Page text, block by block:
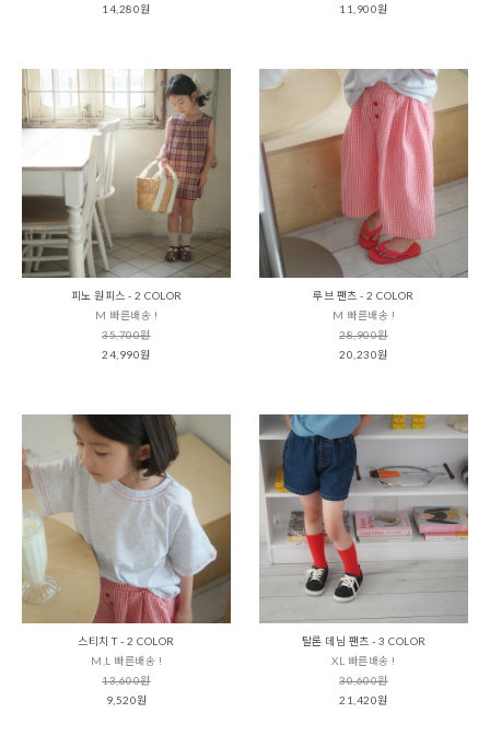
14,280원
11,900원
피노 원피스 - 2 COLOR
M 빠른배송 !
35,700원
24,990원
루브 팬츠 - 2 COLOR
M 빠른배송 !
28,900원
20,230원
스티치 T - 2 COLOR
M,L 빠른배송 !
13,600원
9,520원
탈론 데님 팬츠 - 3 COLOR
XL 빠른배송 !
30,600원
21,420원